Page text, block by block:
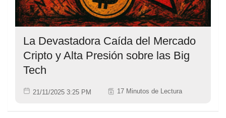
La Devastadora Caída del Mercado
Cripto y Alta Presión sobre las Big
Tech
21/11/2025 3:25 PM 17 Minutos de Lectura